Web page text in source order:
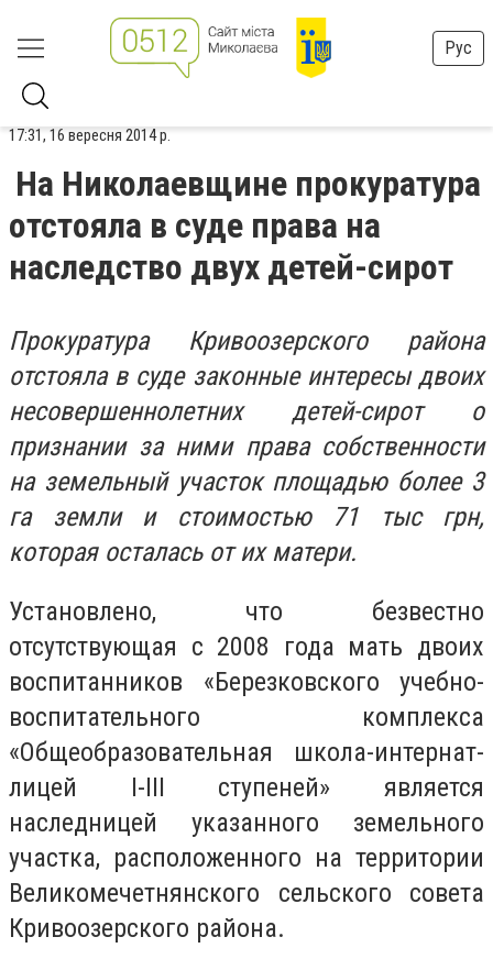
Рус
17:31, 16 вересня 2014 р.
На Николаевщине прокуратура
отстояла в суде права на
наследство двух детей-сирот
Прокуратура Кривоозерского района
отстояла в суде законные интересы двоих
несовершеннолетних детей-сирот о
признании за ними права собственности
на земельный участок площадью более 3
га земли и стоимостью 71 тыс грн,
которая осталась от их матери.
Установлено, что безвестно
отсутствующая с 2008 года мать двоих
воспитанников «Березковского учебно-
воспитательного комплекса
«Общеобразовательная школа-интернат-
лицей І-III ступеней» является
наследницей указанного земельного
участка, расположенного на территории
Великомечетнянского сельского совета
Кривоозерского района.